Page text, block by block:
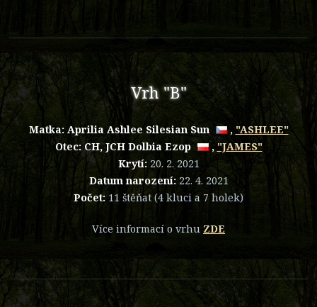
Vrh "B"
Matka: Aprilia Ashlee Silesian Sun , "ASHLEE"
Otec:CH, JCH Dolbia Ezop ,"JAMES"
Krytí:20. 2. 2021
Datum narození:22. 4. 2021
Počet: 11 štěňat (4 kluci a 7 holek)
Více informací o vrhu ZDE